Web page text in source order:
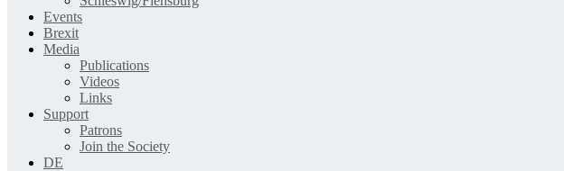
Events
Brexit
Media
Publications
Videos
Links
Support
Patrons
Join the Society
DE